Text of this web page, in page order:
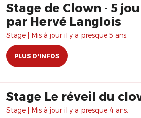
Stage de Clown - 5
par Hervé Langlois
Stage | Mis à jour il y a presque 5 ans.
PLUS D'INFOS
Stage Le réveil du
Stage | Mis à jour il y a presque 4 ans.